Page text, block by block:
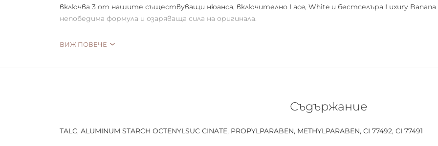
включва 3 от нашите съществуващи нюанса, включително Lace, White и бестселъра Luxury
непобедима формула и озаряваща сила на оригинала.
Този фино смлян прах може да се нанесе с четките Revolution Bake and Finish Brush. За естествен
ВИЖ ПОВЕЧЕ
Съдържание
TALC, ALUMINUM STARCH OCTENYLSUC CINATE, PROPYLPARABEN, METHYLPARABEN, CI 77492, CI 77491